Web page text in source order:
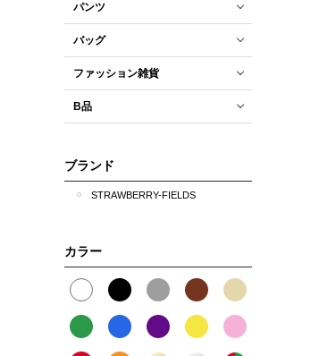
パンツ
バッグ
ファッション雑貨
B品
ブランド
STRAWBERRY-FIELDS
カラー